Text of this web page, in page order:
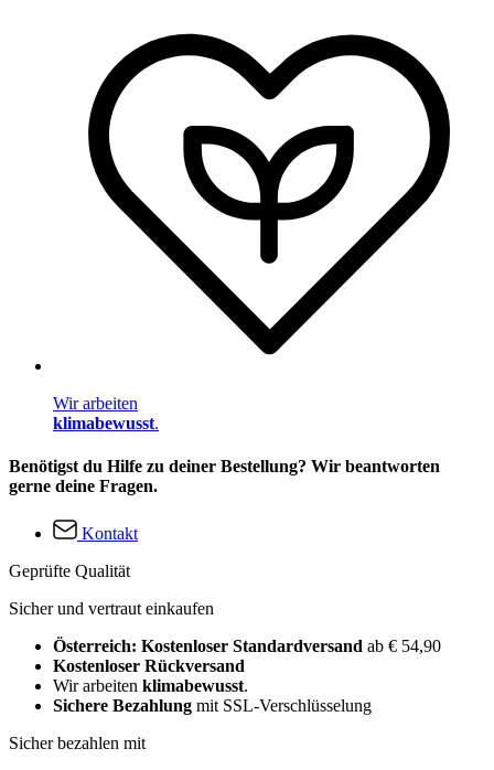
Wir arbeiten
klimabewusst.
Benötigst du Hilfe zu deiner Bestellung? Wir beantworten
gerne deine Fragen.
Kontakt
Geprüfte Qualität
Sicher und vertraut einkaufen
Österreich: Kostenloser Standardversand ab € 54,90
Kostenloser Rückversand
Wir arbeiten klimabewusst.
Sichere Bezahlung mit SSL-Verschlüsselung
Sicher bezahlen mit